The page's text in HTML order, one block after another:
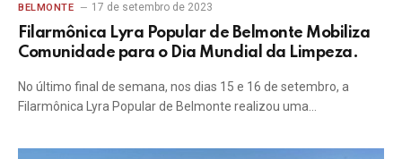
BELMONTE 17 de setembro de 2023
Filarmônica Lyra Popular de Belmonte Mobiliza
Comunidade para o Dia Mundial da Limpeza.
No último final de semana, nos dias 15 e 16 de setembro, a
Filarmônica Lyra Popular de Belmonte realizou uma…